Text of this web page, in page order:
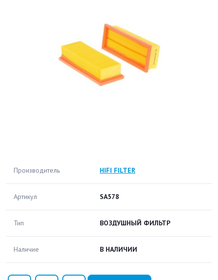
Производитель HIFI FILTER
Артикул SA578
Тип ВОЗДУШНЫЙ ФИЛЬТР
Наличие В НАЛИЧИИ